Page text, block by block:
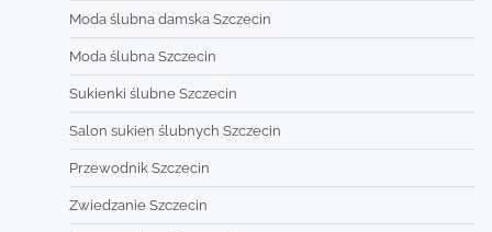
Moda ślubna damska Szczecin
Moda ślubna Szczecin
Sukienki ślubne Szczecin
Salon sukien ślubnych Szczecin
Przewodnik Szczecin
Zwiedzanie Szczecin